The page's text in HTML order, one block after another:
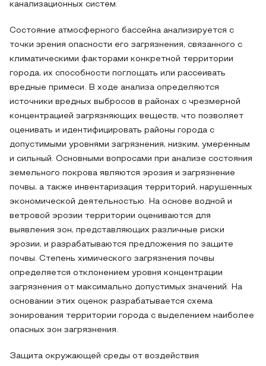
канализационных систем.
Состояние атмосферного бассейна анализируется с
точки зрения опасности его загрязнения, связанного с
климатическими факторами конкретной территории
города, их способности поглощать или рассеивать
вредные примеси. В ходе анализа определяются
источники вредных выбросов в районах с чрезмерной
концентрацией загрязняющих веществ, что позволяет
оценивать и идентифицировать районы города с
допустимыми уровнями загрязнения, низким, умеренным
и сильный. Основными вопросами при анализе состояния
земельного покрова являются эрозия и загрязнение
почвы, а также инвентаризация территорий, нарушенных
экономической деятельностью. На основе водной и
ветровой эрозии территории оцениваются для
выявления зон, представляющих различные риски
эрозии, и разрабатываются предложения по защите
почвы. Степень химического загрязнения почвы
определяется отклонением уровня концентрации
загрязнения от максимально допустимых значений. На
основании этих оценок разрабатывается схема
зонирования территории города с выделением наиболее
опасных зон загрязнения.
Защита окружающей среды от воздействия